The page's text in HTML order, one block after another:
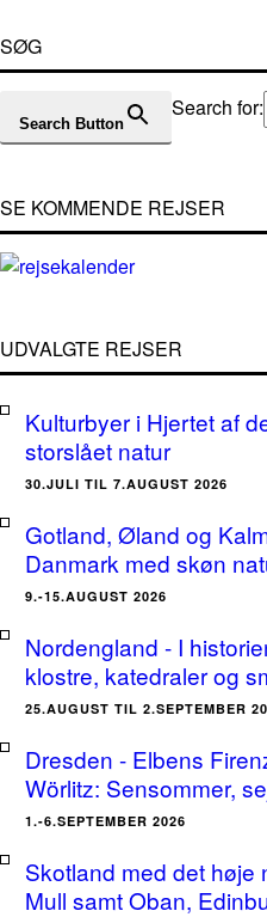
SØG
Search for:
Search Button
SE KOMMENDE REJSER
UDVALGTE REJSER
Kulturbyer i Hjertet af
storslået natur
30.JULI TIL 7.AUGUST 2026
Gotland, Øland og
Danmark med skøn
9.-15.AUGUST 2026
Nordengland - I
klostre, katedraler og
25.AUGUST TIL 2.SEPTEMBER
Dresden - Elbens
Wörlitz: Sensommer,
1.-6.SEPTEMBER 2026
Skotland med det høje
Mull samt Oban,